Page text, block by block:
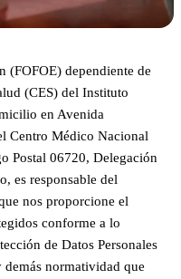
(FOFOE) dependiente de
(CES) del Instituto
en Avenida
Centro Médico Nacional
Postal 06720, Delegación
es responsable del
nos proporcione el
conforme a lo
de Datos Personales
demás normatividad que